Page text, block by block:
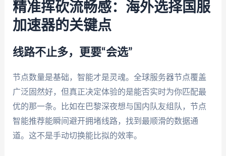
精准挥砍流畅感：海外选择国服
加速器的关键点
线路不止多，更要“会选”
节点数量是基础，智能才是灵魂。全球服务器节点覆盖
广泛固然好，但真正决定体验的是能否实时为你匹配最
优的那一条。比如在巴黎深夜想与国内队友组队，节点
智能推荐能瞬间避开拥堵线路，找到最顺滑的数据通
道。这不是手动切换能比拟的效率。